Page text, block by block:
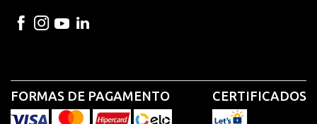
FORMAS DE PAGAMENTO CERTIFICADOS